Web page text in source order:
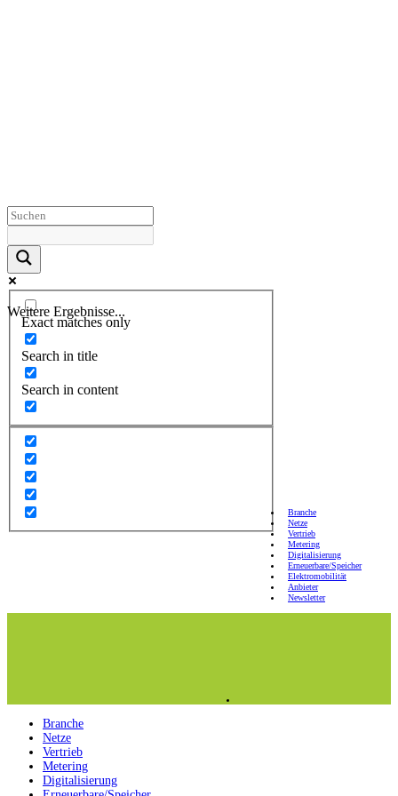
Weitere Ergebnisse...
Exact matches only
Search in title
Search in content
Branche
Netze
Vertrieb
Metering
Digitalisierung
Erneuerbare/Speicher
Elektromobilität
Anbieter
Newsletter
Branche
Netze
Vertrieb
Metering
Digitalisierung